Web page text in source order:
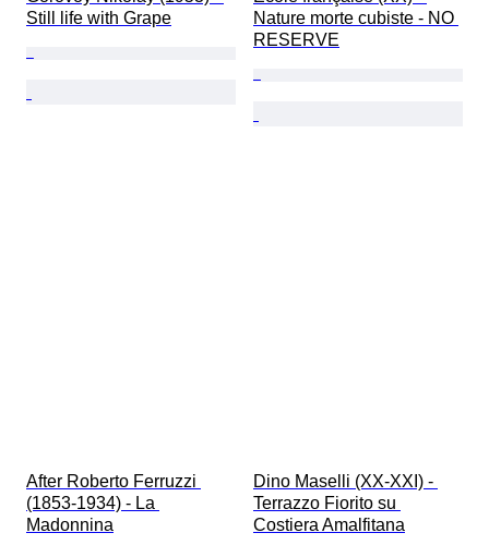
Still life with Grape
Nature morte cubiste - NO
RESERVE
After Roberto Ferruzzi
(1853-1934) - La
Madonnina
Dino Maselli (XX-XXI) -
Terrazzo Fiorito su
Costiera Amalfitana